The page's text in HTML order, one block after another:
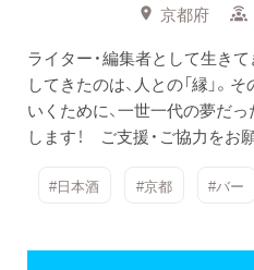
京都府
ライター・編集者として生き
してきたのは、人との「縁」。
いくために、一世一代の夢だっ
します！ ご支援・ご協力をお
#日本酒 #京都 #バー